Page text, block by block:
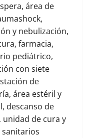
área de
y nebulización,
farmacia,
pediátrico,
con siete
de
área estéril y
descanso de
unidad de cura y